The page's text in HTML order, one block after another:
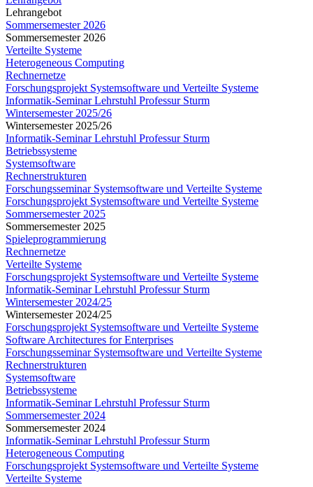
Lehrangebot
Sommersemester 2026
Sommersemester 2026
Verteilte Systeme
Heterogeneous Computing
Rechnernetze
Forschungsprojekt Systemsoftware und Verteilte Systeme
Informatik-Seminar Lehrstuhl Professur Sturm
Wintersemester 2025/26
Wintersemester 2025/26
Informatik-Seminar Lehrstuhl Professur Sturm
Betriebssysteme
Systemsoftware
Rechnerstrukturen
Forschungsseminar Systemsoftware und Verteilte Systeme
Forschungsprojekt Systemsoftware und Verteilte Systeme
Sommersemester 2025
Sommersemester 2025
Spieleprogrammierung
Rechnernetze
Verteilte Systeme
Forschungsprojekt Systemsoftware und Verteilte Systeme
Informatik-Seminar Lehrstuhl Professur Sturm
Wintersemester 2024/25
Wintersemester 2024/25
Forschungsprojekt Systemsoftware und Verteilte Systeme
Software Architectures for Enterprises
Forschungsseminar Systemsoftware und Verteilte Systeme
Rechnerstrukturen
Systemsoftware
Betriebssysteme
Informatik-Seminar Lehrstuhl Professur Sturm
Sommersemester 2024
Sommersemester 2024
Informatik-Seminar Lehrstuhl Professur Sturm
Heterogeneous Computing
Forschungsprojekt Systemsoftware und Verteilte Systeme
Verteilte Systeme